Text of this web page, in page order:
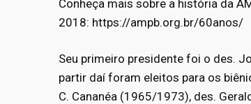
Conheça mais sobre a história da
2018: https://ampb.org.br/60anos/
Seu primeiro presidente foi o des.
partir daí foram eleitos para os
C. Cananéa (1965/1973), des.